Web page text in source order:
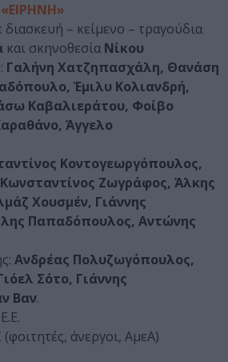
διασκευή – κείμενο – τραγούδια
και σκηνοθεσία Νίκου
Γαλήνη Χατζηπασχάλη, Θανάση
Έμιλυ Κολιανδρή,
Καβαλιεράτου, Φοίβο
Άγγελο
Κοντογεωργόπουλος,
Ζωγράφος, Άλκης
Χουσμέν, Γιάννης
Παπαδόπουλος, Αντώνης
Ανδρέας Πολυζωγόπουλος,
Σότο, Γιάννης
Βαν.
άνεργοι, ΑμεΑ)